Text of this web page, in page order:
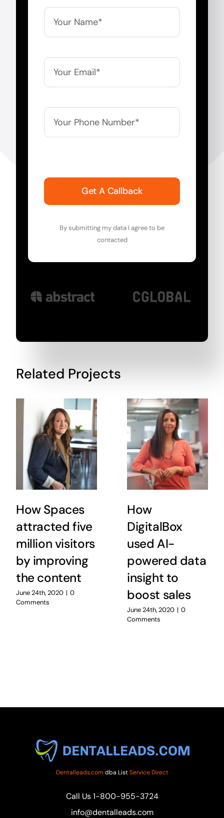
Get A Callback
By submitting my data I agree to be
contacted
Related Projects
How Spaces
attracted five
million visitors
by improving
the content
June 24th, 2020 | 0
Comments
How
DigitalBox
used AI-
powered data
insight to
boost sales
June 24th, 2020 | 0
Comments
Dentalleads.com dba ListService Direct
Call Us1-800-955-3724
info@dentalleads.com